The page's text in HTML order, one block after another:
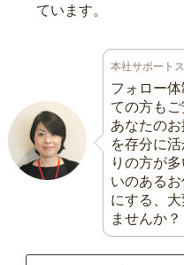
ています。
本社サポート
フォロー
ての方もご
あなたの
を存分に
りの方が
いのある
にする、
ませんか？